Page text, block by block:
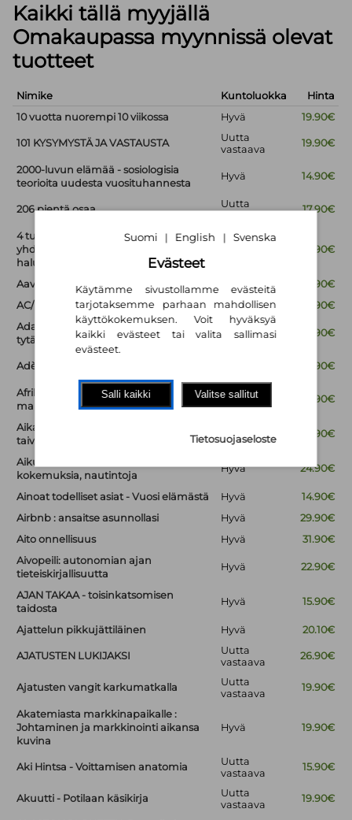
Kaikki tällä myyjällä
Omakaupassa myynnissä olevat
tuotteet
Nimike Kuntoluokka
Hinta
10 vuotta nuorempi 10 viikossa
Hyvä 19.90€
101 KYSYMYSTÄ JA VASTAUSTA
Uutta
vastaava
19.90€
2000-luvun elämää - sosiologisia
teorioita uudesta vuosituhannesta
Hyvä 14.90€
206 pientä osaa
Uutta
17.90€
4 tunnin työviikko : unohda
yhdeksästä viiteen -elämä, asumissä
haluat ja ryhdy uusrikkaaksi
14.90€
Aava UE 1 Hyvä
18.90€
AC/DC - tulkoon rock
Hyvä
14.90€
Adan algoritmi : kuinka lordi Byronin
tytär Ada Lovelace käynnisti digiajan
Hyvä 15.90€
Adèle 15.90€
Afrikan valloittajat : yrittäjiä
mahdollisuuksien mantereella
Hyvä 19.90€
Aika velikulta : Hannes Hynösen pitkä
taival 1913-2015
Hyvä 15.90€
Aikuisen naisen seksi. : Tunteita,
kokemuksia, nautintoja
Hyvä 24.90€
Ainoat todelliset asiat - Vuosi elämästä Hyvä
14.90€
Airbnb : ansaitse asunnollasi
Hyvä
29.90€
Aito onnellisuus
Hyvä
31.90€
Aivopeili: autonomian ajan
tieteiskirjallisuutta
Hyvä 22.90€
AJAN TAKAA - toisinkatsomisen
taidosta
Hyvä 15.90€
Ajattelun pikkujättiläinen Hyvä 20.10€
AJATUSTEN LUKIJAKSI
Uutta
vastaava
26.90€
Ajatusten vangit karkumatkalla
Uutta
vastaava
19.90€
Akatemiasta markkinapaikalle :
Johtaminen ja markkinointi aikansa
kuvina
Hyvä 19.90€
Aki Hintsa - Voittamisen anatomia
Uutta
vastaava
15.90€
Akuutti - Potilaan käsikirja
Uutta
vastaava
19.90€
Suomi | English | Svenska
Evästeet
Käytämme sivustollamme evästeitä
tarjotaksemme parhaan mahdollisen
käyttökokemuksen. Voit hyväksyä
kaikki evästeet tai valita sallimasi
evästeet.
Salli kaikki Valitse sallitut
Tietosuojaseloste